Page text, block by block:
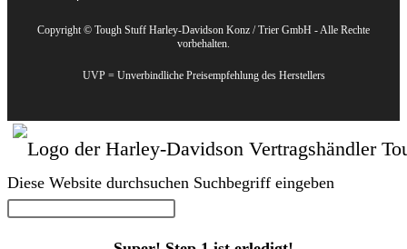
Copyright © Tough Stuff Harley-Davidson Konz / Trier GmbH - Alle Rechte
vorbehalten.
UVP = Unverbindliche Preisempfehlung des Herstellers
Diese Website durchsuchen Suchbegriff eingeben